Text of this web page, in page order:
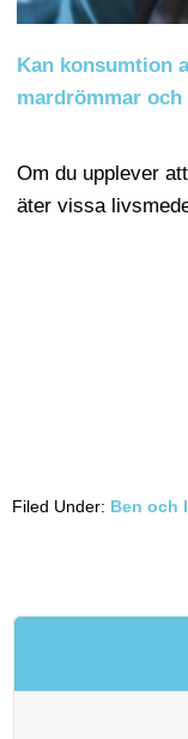
Kan konsumtion
mardrömmar
Om du upplever
äter vissa
Filed Under: Ben och